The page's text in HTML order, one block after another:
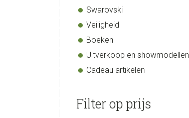
Swarovski
Veiligheid
Boeken
Uitverkoop en showmodellen
Cadeau artikelen
Filter op prijs